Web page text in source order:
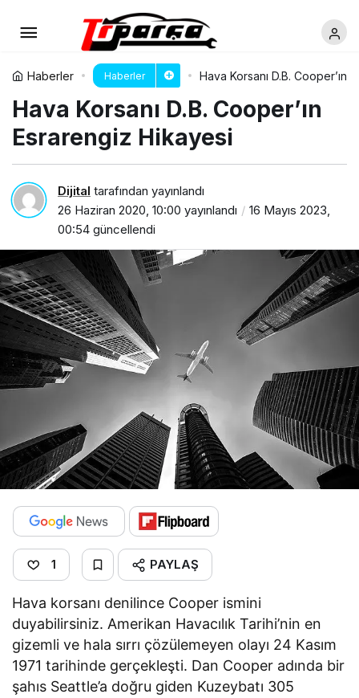
Haberler Haberler Hava Korsanı D.B. Cooper’ın
Hava Korsanı D.B. Cooper’ın
Esrarengiz Hikayesi
Dijital tarafından yayınlandı
26 Haziran 2020, 10:00 yayınlandı
16 Mayıs 2023,
00:54 güncellendi
1 PAYLAŞ
Hava korsanı denilince Cooper ismini
duyabilirsiniz. Amerikan Havacılık Tarihi’nin en
gizemli ve hala sırrı çözülemeyen olayı 24 Kasım
1971 tarihinde gerçekleşti. Dan Cooper adında bir
şahıs Seattle’a doğru giden Kuzeybatı 305